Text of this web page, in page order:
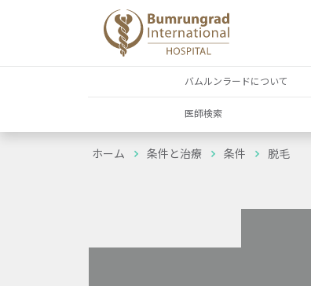
バムルンラードについて
医師検索
ホーム 条件と治療 条件 脱毛